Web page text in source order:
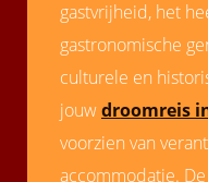
gastvrijheid, het
gastronomische
culturele en
jouwdroomreis
voorzien van
accommodatie.